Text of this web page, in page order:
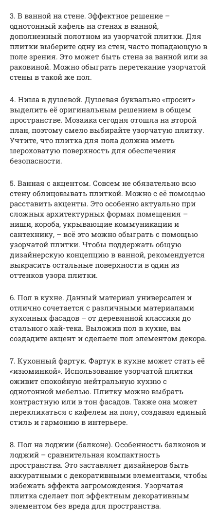
3. В ванной на стене. Эффектное решение –
однотонный кафель на стенах в ванной,
дополненный полотном из узорчатой плитки. Для
плитки выберите одну из стен, часто попадающую в
поле зрения. Это может быть стена за ванной или за
раковиной. Можно обыграть перетекание узорчатой
стены в такой же пол.
4. Ниша в душевой. Душевая буквально «просит»
выделить её оригинальным решением в общем
пространстве. Мозаика сегодня отошла на второй
план, поэтому смело выбирайте узорчатую плитку.
Учтите, что плитка для пола должна иметь
шероховатую поверхность для обеспечения
безопасности.
5. Ванная с акцентом. Совсем не обязательно всю
стену облицовывать плиткой. Можно с её помощью
расставить акценты. Это особенно актуально при
сложных архитектурных формах помещения –
ниши, короба, укрывающие коммуникации и
сантехнику, – всё это можно обыграть с помощью
узорчатой плитки. Чтобы поддержать общую
дизайнерскую концепцию в ванной, рекомендуется
выкрасить остальные поверхности в один из
оттенков узора плитки.
6. Пол в кухне. Данный материал универсален и
отлично сочетается с различными материалами
кухонных фасадов – от деревянной классики до
стального хай-тека. Выложив пол в кухне, вы
создадите акцент и сделаете пол элементом декора.
7. Кухонный фартук. Фартук в кухне может стать её
«изюминкой». Использование узорчатой плитки
оживит спокойную нейтральную кухню с
однотонной мебелью. Плитку можно выбрать
контрастную или в тон фасадов. Также она может
перекликаться с кафелем на полу, создавая единый
стиль и гармонию в интерьере.
8. Пол на лоджии (балконе). Особенность балконов и
лоджий – сравнительная компактность
пространства. Это заставляет дизайнеров быть
аккуратными с декоративными элементами, чтобы
избежать эффекта загромождения. Узорчатая
плитка сделает пол эффектным декоративным
элементом без вреда для пространства.